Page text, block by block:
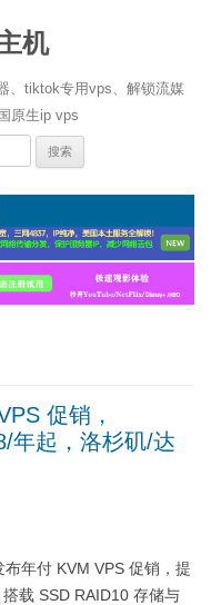
机
、tiktok专用vps、解锁流媒
原生ip vps
正
文
促销，
年起，洛杉矶/达
年付 KVM VPS 促销，提
载 SSD RAID10 存储与